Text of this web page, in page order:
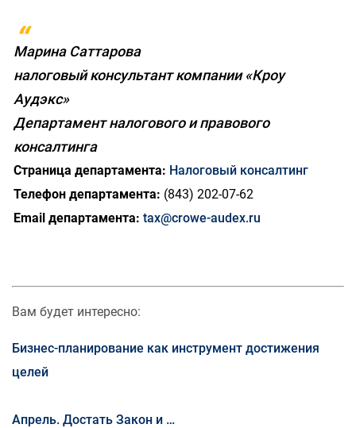
Марина Саттарова
налоговый консультант компании «Кроу
Аудэкс»
Департамент налогового и правового
консалтинга
Страница департамента: Налоговый консалтинг
Телефон департамента: (843) 202-07-62
Email департамента: tax@crowe-audex.ru
Вам будет интересно:
Бизнес-планирование как инструмент достижения
целей
Апрель. Достать Закон и …